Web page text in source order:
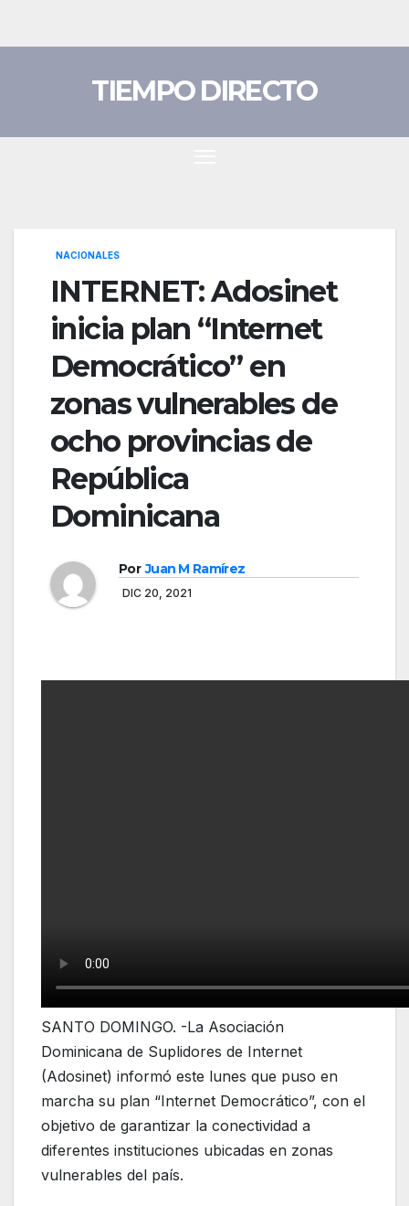
TIEMPO DIRECTO
NACIONALES
INTERNET: Adosinet
inicia plan “Internet
Democrático” en
zonas vulnerables de
ocho provincias de
República
Dominicana
Por Juan M Ramírez
DIC 20, 2021
SANTO DOMINGO. -La Asociación
Dominicana de Suplidores de Internet
(Adosinet) informó este lunes que puso en
marcha su plan “Internet Democrático”, con el
objetivo de garantizar la conectividad a
diferentes instituciones ubicadas en zonas
vulnerables del país.